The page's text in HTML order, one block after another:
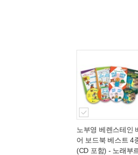
노부영 베렌스테인
어 보드북 베스트 4
(CD 포함) - 노래부